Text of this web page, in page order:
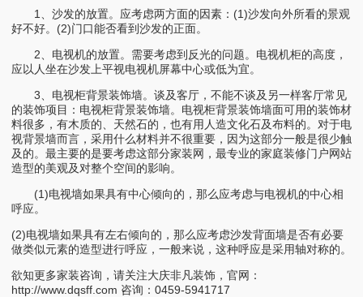
1、沙发的放置。应考虑两方面的因素：(1)沙发向外所看的景观
好不好。(2)门口能否看到沙发的正面。
2、电视机的放置。需要考虑到反光的问题。电视机柜的高度，
应以人坐在沙发上平视电视机屏幕中心或低为宜。
3、电视柜背景装饰墙。谈及客厅，不能不谈及另一样客厅常见
的装饰项目：电视柜背景装饰墙。电视柜背景装饰墙面可用的装饰材
料很多，有木质的、天然石的，也有用人造文化石及布料的。对于电
视背景墙而言，采用什么材料并不很重要，因为这部分一般是很少触
及的。最主要的是要考虑这部分家装网，最专业的家庭装修门户网站
造型的美观及对整个空间的影响。
(1)电视墙如果具有中心倾向的，那么应考虑与电视机的中心相
呼应。
(2)电视墙如果具有左右倾向的，那么应考虑沙发背面墙是否有必要
做类似元素的造型进行呼应，一般来说，这种呼应是采用轴对称的。
欲知更多家装咨询，请关注大庆非凡装饰，官网：
http://www.dqsff.com 咨询：0459-5941717